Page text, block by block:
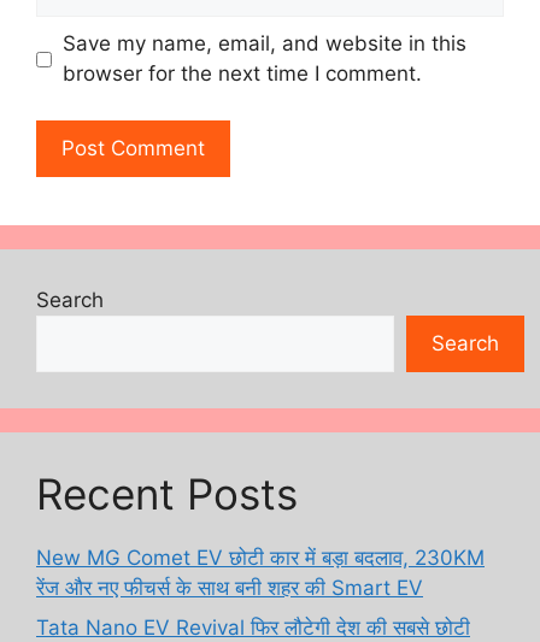
Save my name, email, and website in this
browser for the next time I comment.
Search
Search
Recent Posts
New MG Comet EV छोटी कार में बड़ा बदलाव, 230KM
रेंज और नए फीचर्स के साथ बनी शहर की Smart EV
Tata Nano EV Revival फिर लौटेगी देश की सबसे छोटी